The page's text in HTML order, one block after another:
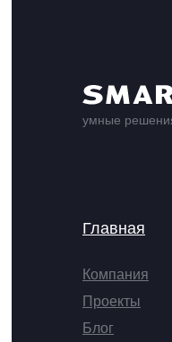
умные
Главная
Компания
Проекты
Блог